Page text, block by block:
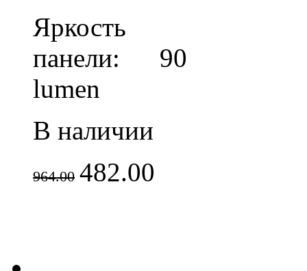
Яркость
панели: 90
lumen
В наличии
964.00 482.00